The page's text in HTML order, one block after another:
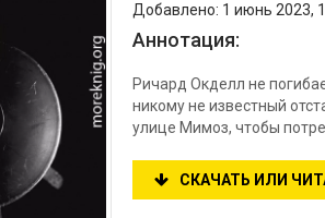
Добавлено: 1 июнь 2023,
Аннотация:
Ричард Окделл не
никому не известный
улице Мимоз, чтобы
СКАЧАТЬ ИЛИ